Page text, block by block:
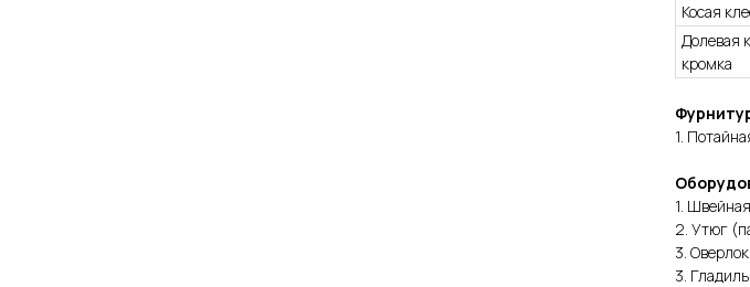
Косая
Долевая
кромка
1.
1.
2. Утюг
3. Оверлок.
3.